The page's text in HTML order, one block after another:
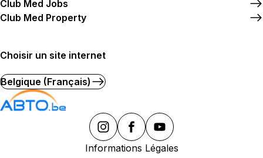
Club Med Jobs
Club Med Property
Choisir un site internet
Belgique (Français)
Informations Légales